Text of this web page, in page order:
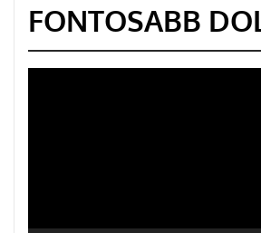
FONTOSABB